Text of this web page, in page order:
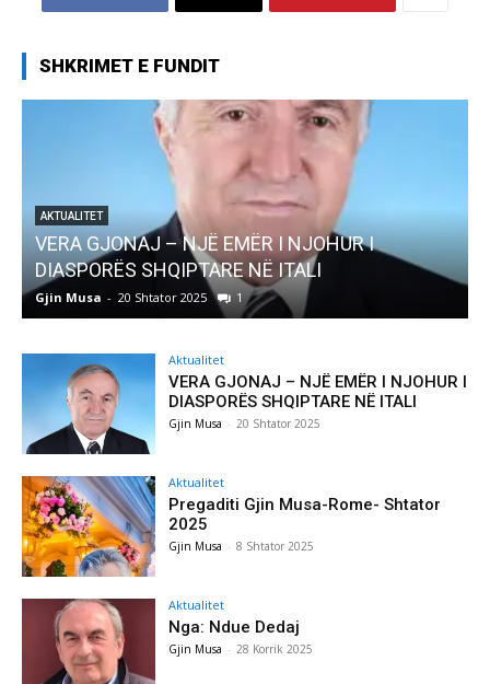
SHKRIMET E FUNDIT
AKTUALITET
Pregaditi Gjin Musa-Rome- Shtator 2025
Gjin Musa - 8 Shtator 2025 0
Aktualitet
VERA GJONAJ – NJË EMËR I NJOHUR I
DIASPORËS SHQIPTARE NË ITALI
Gjin Musa - 20 Shtator 2025
Aktualitet
Pregaditi Gjin Musa-Rome- Shtator
2025
Gjin Musa - 8 Shtator 2025
Aktualitet
Nga: Ndue Dedaj
Gjin Musa - 28 Korrik 2025